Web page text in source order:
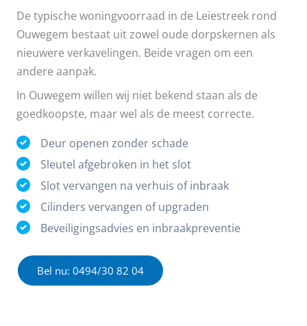
De typische woningvoorraad in de Leiestreek rond
Ouwegem bestaat uit zowel oude dorpskernen als
nieuwere verkavelingen. Beide vragen om een
andere aanpak.
In Ouwegem willen wij niet bekend staan als de
goedkoopste, maar wel als de meest correcte.
Deur openen zonder schade
Sleutel afgebroken in het slot
Slot vervangen na verhuis of inbraak
Cilinders vervangen of upgraden
Beveiligingsadvies en inbraakpreventie
Bel nu: 0494/30 82 04